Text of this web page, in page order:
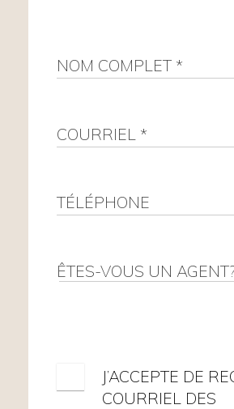
NOM COMPLET *
COURRIEL *
TÉLÉPHONE
ÊTES-VOUS UN
NON
J’ACCEPTE DE
COURRIEL DES